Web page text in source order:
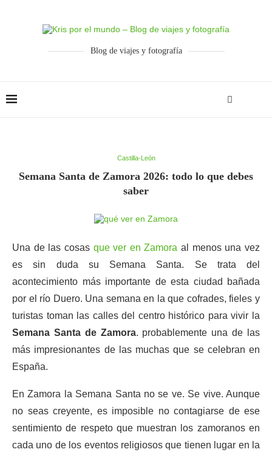
Blog de viajes y fotografía
Castilla-León
Semana Santa de Zamora 2026: todo lo que debes
saber
Una de las cosas que ver en Zamora al menos una vez
es sin duda su Semana Santa. Se trata del
acontecimiento más importante de esta ciudad bañada
por el río Duero. Una semana en la que cofrades, fieles y
turistas toman las calles del centro histórico para vivir la
Semana Santa de Zamora. probablemente una de las
más impresionantes de las muchas que se celebran en
España.
En Zamora la Semana Santa no se ve. Se vive. Aunque
no seas creyente, es imposible no contagiarse de ese
sentimiento de respeto que muestran los zamoranos en
cada uno de los eventos religiosos que tienen lugar en la